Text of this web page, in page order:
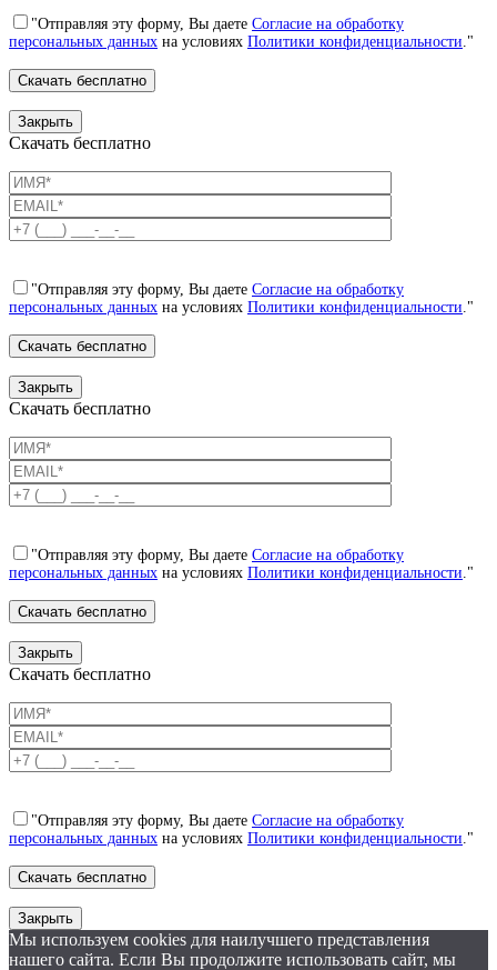
"Отправляя эту форму, Вы даете Согласие на обработку
персональных данных на условиях Политики конфиденциальности ."
Закрыть
Скачать бесплатно
"Отправляя эту форму, Вы даете Согласие на обработку
персональных данных на условиях Политики конфиденциальности ."
Закрыть
Скачать бесплатно
"Отправляя эту форму, Вы даете Согласие на обработку
персональных данных на условиях Политики конфиденциальности ."
Закрыть
Скачать бесплатно
"Отправляя эту форму, Вы даете Согласие на обработку
персональных данных на условиях Политики конфиденциальности ."
Закрыть
Мы используем cookies для наилучшего представления
нашего сайта. Если Вы продолжите использовать сайт, мы